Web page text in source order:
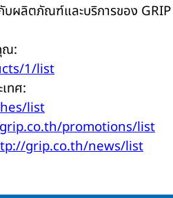
บผลิตภัณฑ์และบริการของ GRIP
ณ:
1/list
ทศ:
list
promotions/list
grip.co.th/news/list